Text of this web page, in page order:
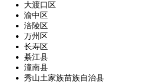
大渡口区
渝中区
涪陵区
万州区
长寿区
綦江县
潼南县
秀山土家族苗族自治县